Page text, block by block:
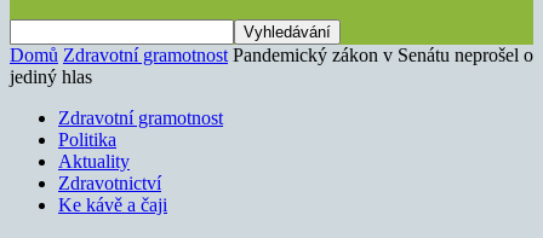
Domů Zdravotní gramotnost Pandemický zákon v Senátu neprošel o
jediný hlas
Zdravotní gramotnost
Politika
Aktuality
Zdravotnictví
Ke kávě a čaji